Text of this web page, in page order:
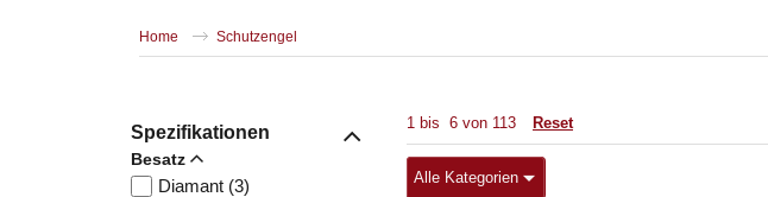
Home Schutzengel
Spezifikationen
Besatz
Diamant (3)
1 bis 6 von 113 Reset
Alle Kategorien